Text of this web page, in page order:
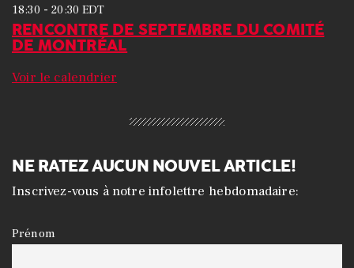
18:30 -20:30 EDT
RENCONTRE DE SEPTEMBRE DU COMITÉ
DE MONTRÉAL
Voir le calendrier
NE RATEZ AUCUN NOUVEL ARTICLE!
Inscrivez-vous à notre infolettre hebdomadaire:
Prénom